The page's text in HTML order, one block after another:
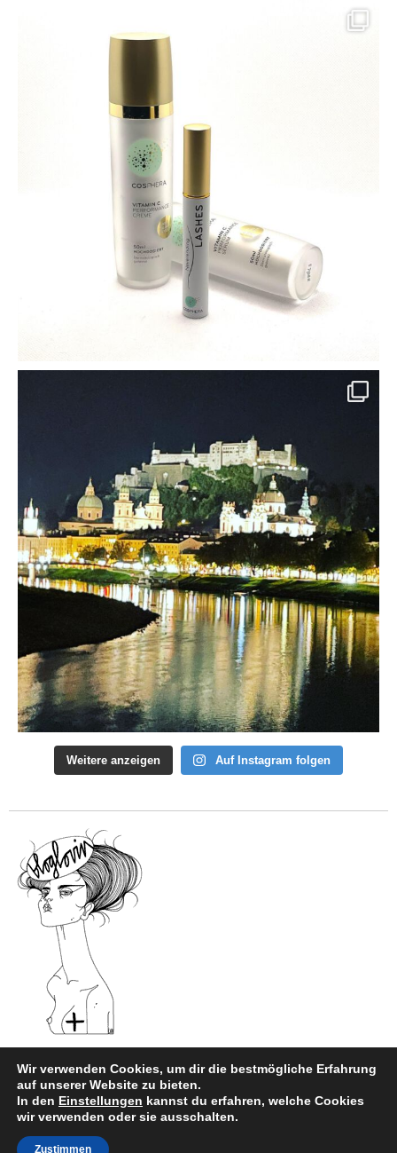
Weitere anzeigen Auf Instagram folgen
Impressum |Datenschutz
Wir verwenden Cookies, um dir die bestmögliche Erfahrung
auf unserer Website zu bieten.
In den Einstellungen kannst du erfahren, welche Cookies
wir verwenden oder sie ausschalten.
Zustimmen